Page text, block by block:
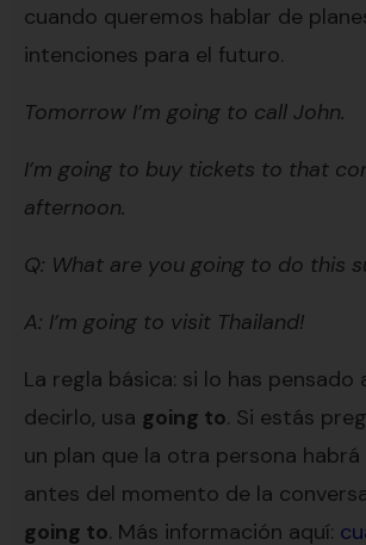
cuando queremos hablar de
intenciones para el futuro.
Tomorrow I’m going to call John.
I’m going to buy tickets to that
afternoon.
Q: What are you going to do this
A: I’m going to visit Thailand!
La regla básica: si lo has pensado
decirlo, usa going to. Si estás
un plan que la otra persona habrá
antes del momento de la
going to. Más información aquí: